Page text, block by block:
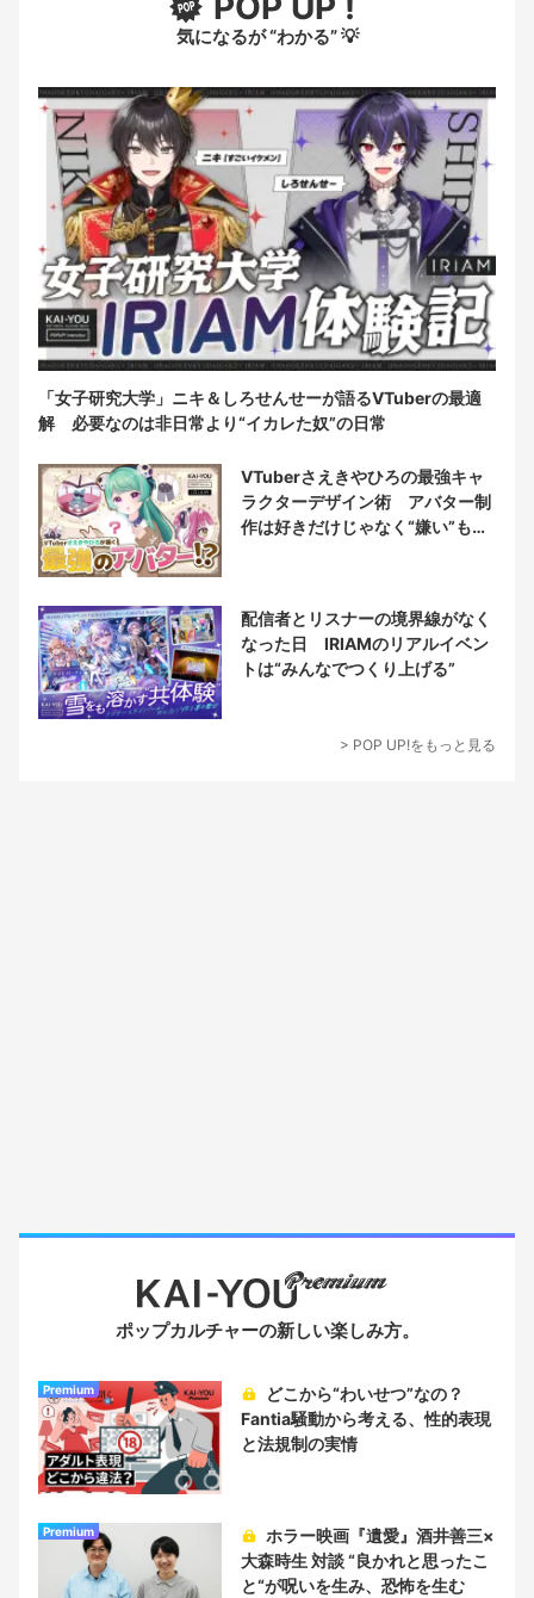
気になるが “わかる” 💡
「女子研究大学」ニキ＆しろせんせーが語るVTuberの最適
解 必要なのは非日常より“イカレた奴”の日常
VTuberさえきやひろの最強キャ
ラクターデザイン術 アバター制
作は好きだけじゃなく“嫌い”もブ
配信者とリスナーの境界線がなく
なった日 IRIAMのリアルイベン
トは“みんなでつくり上げる”
> POP UP!をもっと見る
ポップカルチャーの新しい楽しみ方。
Premium
Fantia騒動から考える、性的表現
と法規制の実情
Premium
大森時生 対談 “良かれと思ったこ
と“が呪いを生み、恐怖を生む